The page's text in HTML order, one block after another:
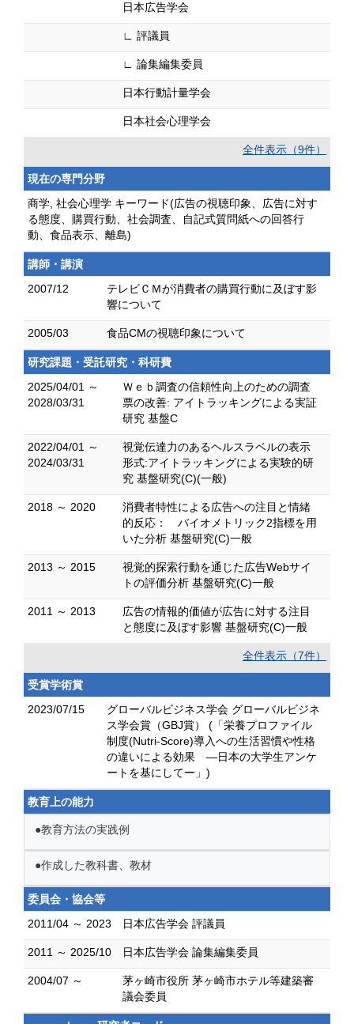
日本広告学会
∟ 評議員
∟ 論集編集委員
日本行動計量学会
日本社会心理学会
全件表示（9件）
現在の専門分野
商学, 社会心理学 キーワード(広告の視聴印象、広告に対す
る態度、購買行動、社会調査、自記式質問紙への回答行
動、食品表示、離島)
講師・講演
2007/12
テレビＣＭが消費者の購買行動に及ぼす影
響について
2005/03 食品CMの視聴印象について
研究課題・受託研究・科研費
2025/04/01 ～
2028/03/31
Ｗｅｂ調査の信頼性向上のための調査
票の改善: アイトラッキングによる実証
研究 基盤C
2022/04/01 ～
2024/03/31
視覚伝達力のあるヘルスラベルの表示
形式:アイトラッキングによる実験的研
究 基盤研究(C)(一般)
2018 ～ 2020
消費者特性による広告への注目と情緒
的反応： バイオメトリック2指標を用
いた分析 基盤研究(C)一般
2013 ～ 2015
視覚的探索行動を通じた広告Webサイ
トの評価分析 基盤研究(C)一般
2011 ～ 2013
広告の情報的価値が広告に対する注目
と態度に及ぼす影響 基盤研究(C)一般
全件表示（7件）
受賞学術賞
2023/07/15
グローバルビジネス学会 グローバルビジネ
ス学会賞（GBJ賞） (「栄養プロファイル
制度(Nutri-Score)導入への生活習慣や性格
の違いによる効果 ―日本の大学生アンケ
ートを基にしてー」)
教育上の能力
●教育方法の実践例
●作成した教科書、教材
委員会・協会等
2011/04 ～ 2023
日本広告学会 評議員
2011 ～ 2025/10 日本広告学会 論集編集委員
2004/07 ～
茅ヶ崎市役所 茅ヶ崎市ホテル等建築審
議会委員